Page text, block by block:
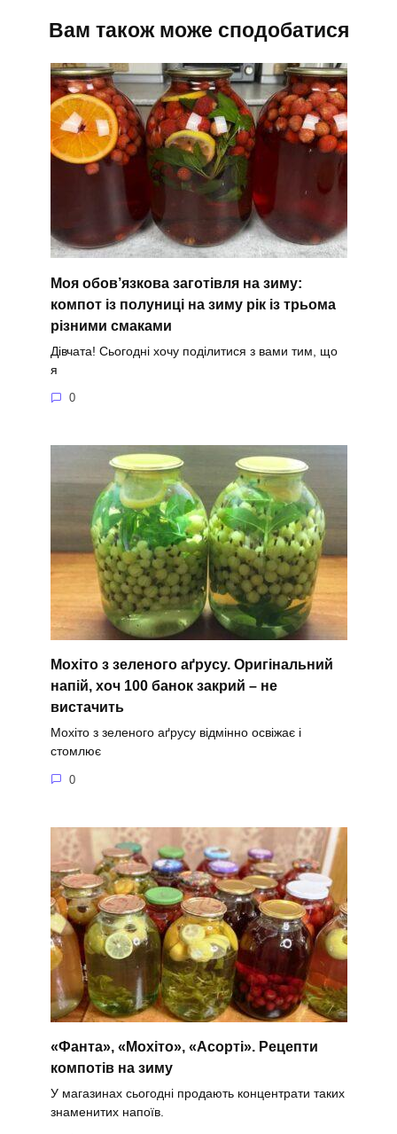
Вам також може сподобатися
Моя обов’язкова заготівля на зиму:
компот із полуниці на зиму рік із трьома
різними смаками
Дівчата! Сьогодні хочу поділитися з вами тим, що
я
0
Мохіто з зеленого аґрусу. Оригінальний
напій, хоч 100 банок закрий – не
вистачить
Мохіто з зеленого аґрусу відмінно освіжає і
стомлює
0
«Фанта», «Мохіто», «Асорті». Рецепти
компотів на зиму
У магазинах сьогодні продають концентрати таких
знаменитих напоїв.